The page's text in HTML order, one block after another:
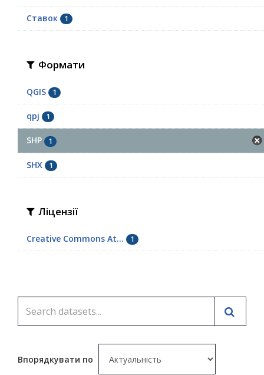
Ставок 1
Формати
QGIS 1
qpj 1
SHP 1
SHX 1
Ліцензії
Creative Commons At... 1
Впорядкувати по